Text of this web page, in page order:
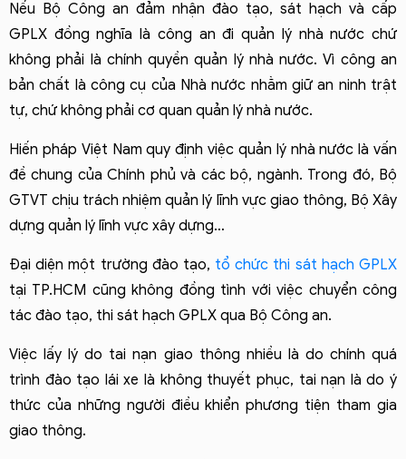
Nếu Bộ Công an đảm nhận đào tạo, sát hạch và cấp
GPLX đồng nghĩa là công an đi quản lý nhà nước chứ
không phải là chính quyền quản lý nhà nước. Vì công an
bản chất là công cụ của Nhà nước nhằm giữ an ninh trật
tự, chứ không phải cơ quan quản lý nhà nước.
Hiến pháp Việt Nam quy định việc quản lý nhà nước là vấn
đề chung của Chính phủ và các bộ, ngành. Trong đó, Bộ
GTVT chịu trách nhiệm quản lý lĩnh vực giao thông, Bộ Xây
dựng quản lý lĩnh vực xây dựng…
Đại diện một trường đào tạo, tổ chức thi sát hạch GPLX
tại TP.HCM cũng không đồng tình với việc chuyển công
tác đào tạo, thi sát hạch GPLX qua Bộ Công an.
Việc lấy lý do tai nạn giao thông nhiều là do chính quá
trình đào tạo lái xe là không thuyết phục, tai nạn là do ý
thức của những người điều khiển phương tiện tham gia
giao thông.